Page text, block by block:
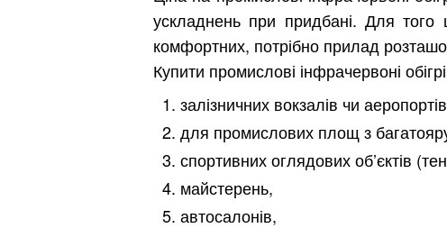
ускладнень при придбані. Для
комфортних, потрібно прилад
Купити промислові інфрачервоні
залізничних вокзалів чи
для промислових площ з
спортивних оглядових об’єктів
майстерень,
автосалонів,